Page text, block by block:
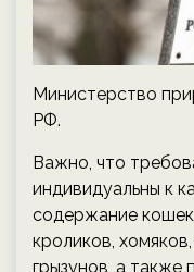
Министерство
РФ.
Важно, что
индивидуальны к
содержание кошек
кроликов,
грызунов, а также